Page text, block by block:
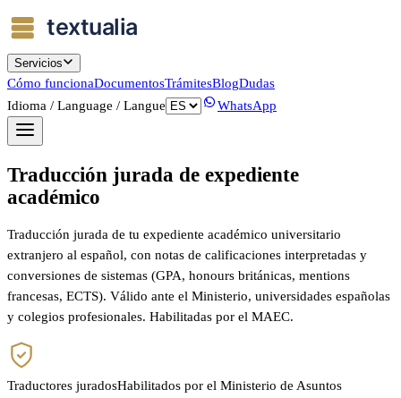
Servicios
Cómo funcionaDocumentosTrámitesBlogDudas
Idioma / Language / Langue
WhatsApp
Traducción jurada de expediente
académico
Traducción jurada de tu expediente académico universitario
extranjero al español, con notas de calificaciones interpretadas y
conversiones de sistemas (GPA, honours británicas, mentions
francesas, ECTS). Válido ante el Ministerio, universidades españolas
y colegios profesionales. Habilitadas por el MAEC.
Traductores juradosHabilitados por el Ministerio de Asuntos